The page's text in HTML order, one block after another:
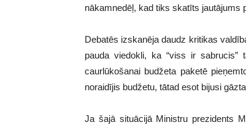
nākamnedēļ, kad tiks skatīts jautājums
Debatēs izskanēja daudz kritikas
pauda viedokli, ka “viss ir sabrucis”
caurlūkošanai budžeta paketē
noraidījis budžetu, tātad esot bijusi
Ja šajā situācijā Ministru prezidents